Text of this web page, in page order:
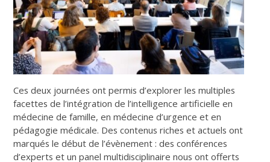
Ces deux journées ont permis d’explorer les multiples
facettes de l’intégration de l’intelligence artificielle en
médecine de famille, en médecine d’urgence et en
pédagogie médicale. Des contenus riches et actuels ont
marqués le début de l’évènement : des conférences
d’experts et un panel multidisciplinaire nous ont offerts